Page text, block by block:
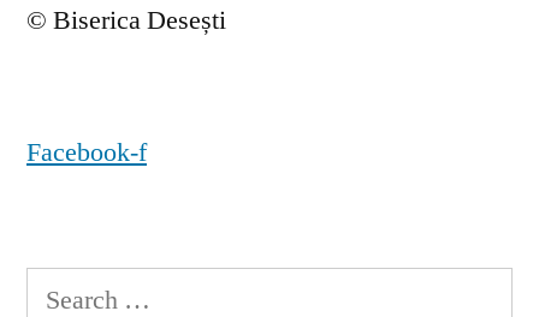
© Biserica Desești
Facebook-f
Search